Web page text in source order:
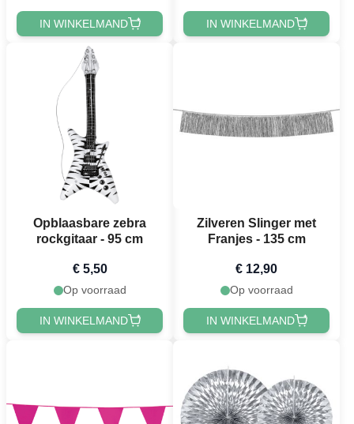
IN WINKELMAND IN WINKELMAND
Opblaasbare zebra
rockgitaar - 95 cm
€ 5,50
Op voorraad
IN WINKELMAND
Zilveren Slinger met
Franjes - 135 cm
€ 12,90
Op voorraad
IN WINKELMAND